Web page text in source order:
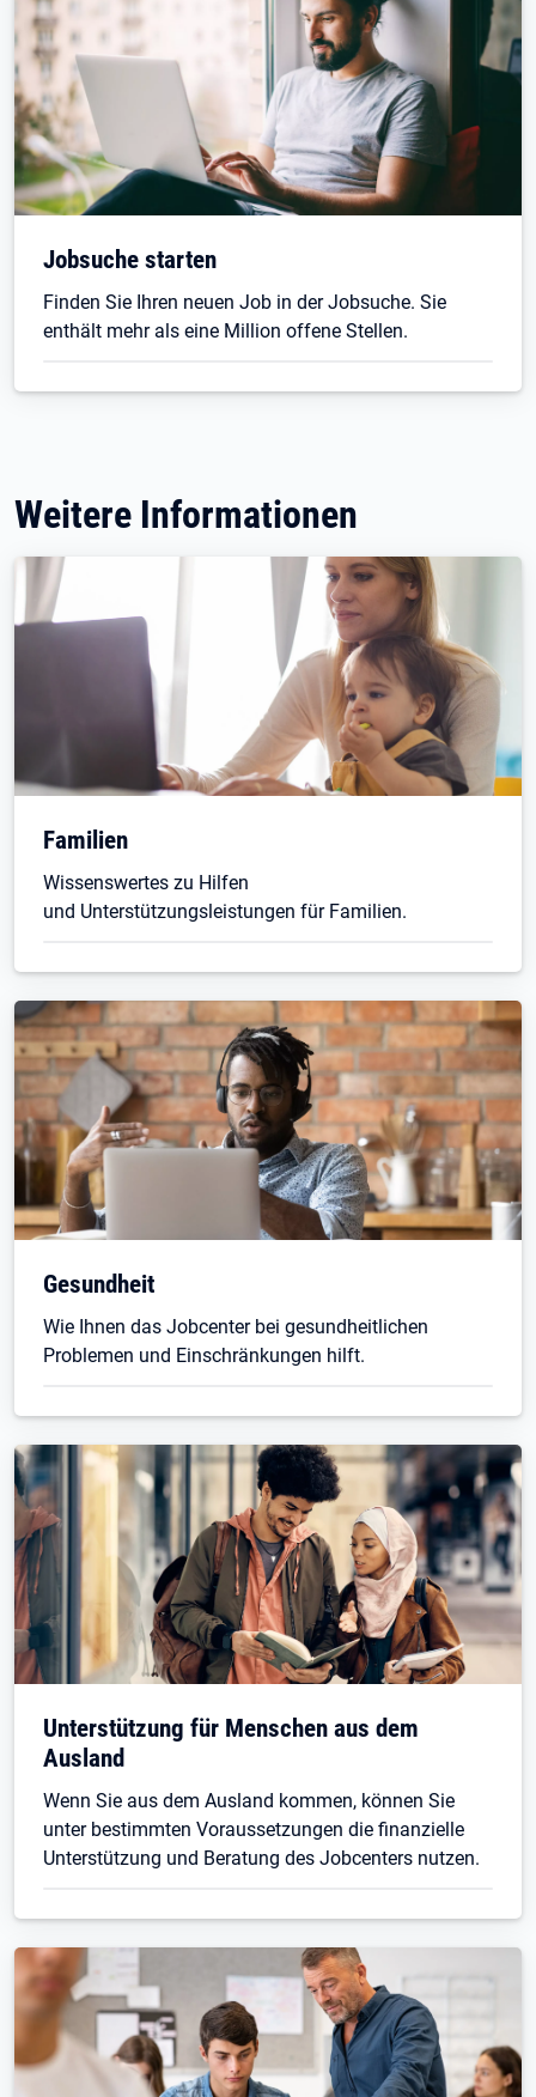
Jobsuche starten
Finden Sie Ihren neuen Job in der Jobsuche. Sie
enthält mehr als eine Million offene Stellen.
Weitere Informationen
Familien
Wissenswertes zu Hilfen
und Unterstützungsleistungen für Familien.
Gesundheit
Wie Ihnen das Jobcenter bei gesundheitlichen
Problemen und Einschränkungen hilft.
Unterstützung für Menschen aus dem
Ausland
Wenn Sie aus dem Ausland kommen, können Sie
unter bestimmten Voraussetzungen die finanzielle
Unterstützung und Beratung des Jobcenters nutzen.